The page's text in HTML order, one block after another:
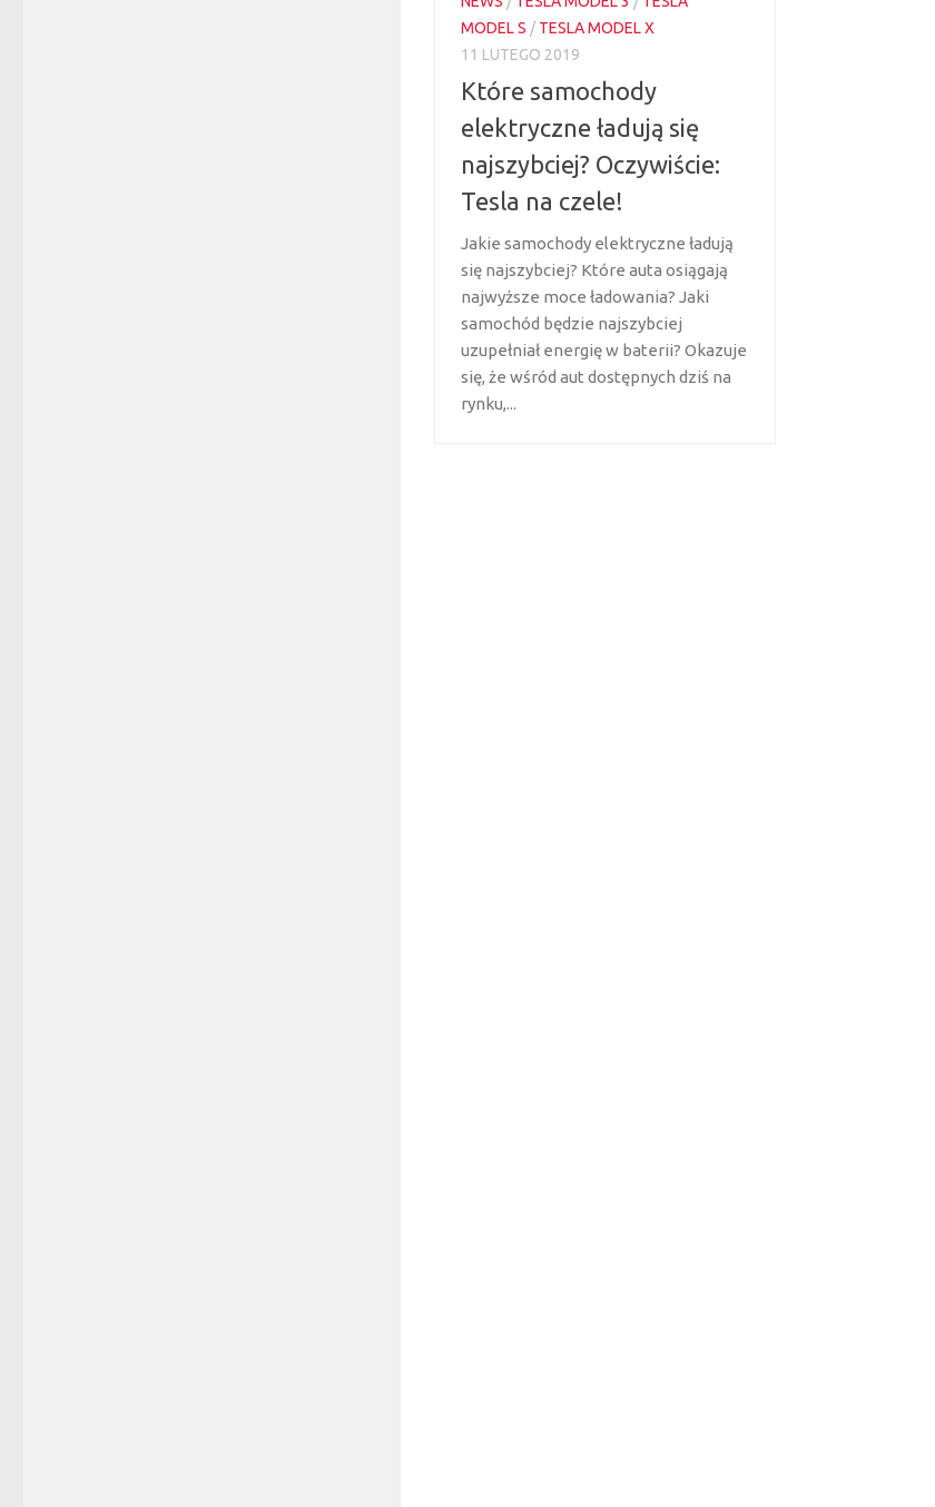
MODEL S /TESLA MODEL X
11 LUTEGO 2019
Które samochody
elektryczne ładują się
najszybciej? Oczywiście:
Tesla na czele!
Jakie samochody elektryczne ładują
się najszybciej? Które auta osiągają
najwyższe moce ładowania? Jaki
samochód będzie najszybciej
uzupełniał energię w baterii? Okazuje
się, że wśród aut dostępnych dziś na
rynku,...